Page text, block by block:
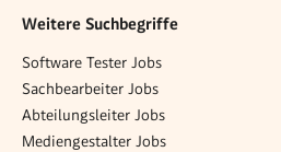
Weitere Suchbegriffe
Software Tester Jobs
Sachbearbeiter Jobs
Abteilungsleiter Jobs
Mediengestalter Jobs